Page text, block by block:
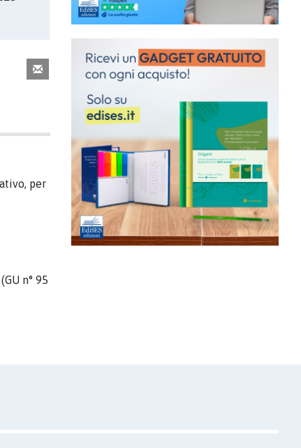
per
n° 95